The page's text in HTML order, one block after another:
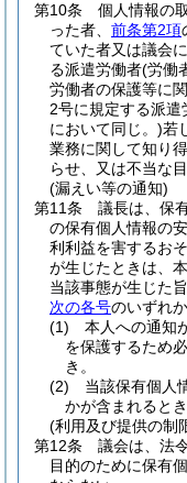
第10条
個人情報の
った者、 前条第2項
ていた者又は議会
る派遣労働者(労働
労働者の保護等に
2号に規定する派
において同じ。)若
業務に関して知り
らせ、又は不当な
(漏えい等の通知)
第11条
議長は、保
の保有個人情報の
利利益を害するお
が生じたときは、
当該事態が生じた
次の各号のいずれ
(1)
本人への通知
を保護するため
き。
(2)
当該保有個人
かが含まれるとき
(利用及び提供の制
第12条
議会は、法
目的のために保有